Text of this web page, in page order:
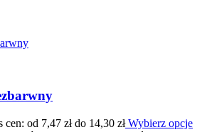
cen: od 7,47 zł do 14,30 złWybierz opcje